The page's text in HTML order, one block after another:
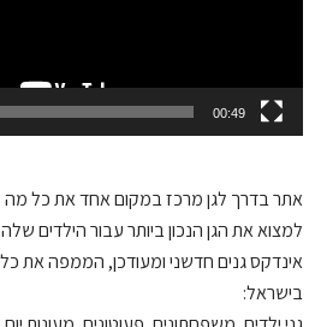
00:49
אתר בדרך לגןמרכז במקום אחד את כל מה
למצוא את הגן הנכון ביותר עבור הילדים
אינדקס גנים חדשני ומעודכן, הממפה את כל
בישראל: